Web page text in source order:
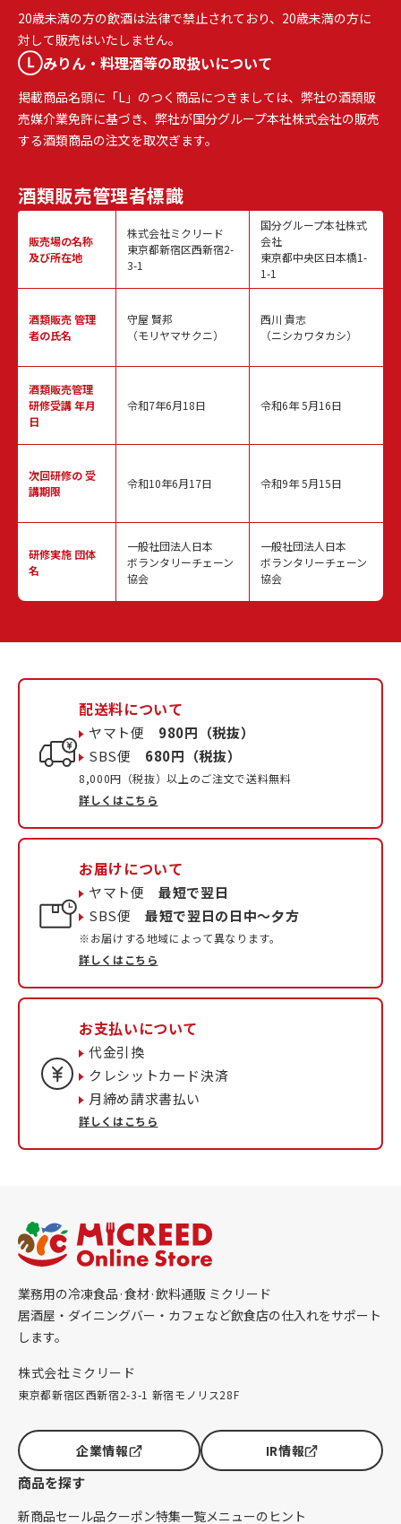
20歳未満の方の飲酒は法律で禁止されており、20歳未満の方に
対して販売はいたしません。
みりん・料理酒等の取扱いについて
掲載商品名頭に「L」のつく商品につきましては、弊社の酒類販
売媒介業免許に基づき、弊社が国分グループ本社株式会社の販売
する酒類商品の注文を取次ぎます。
酒類販売管理者標識
販売場の名称
及び所在地
酒類販売管理
者の氏名
酒類販売管理
研修受講 年月
日
次回研修の受
講期限
研修実施 団体
名
株式会社ミクリード
東京都新宿区西新宿2-
3-1
守屋 賢邦
（モリヤマサクニ）
令和7年6月18日
令和10年6月17日
一般社団法人日本
ボランタリーチェーン
協会
国分グループ本社株式
会社
東京都中央区日本橋1-
1-1
西川 貴志
（ニシカワタカシ）
令和6年 5月16日
令和9年 5月15日
一般社団法人日本
ボランタリーチェーン
協会
配送料について
ヤマト便 980円（税抜）
SBS便 680円（税抜）
8,000円（税抜）以上のご注文で送料無料
詳しくはこちら
お届けについて
ヤマト便最短で翌日
SBS便最短で翌日の日中〜夕方
※お届けする地域によって異なります。
詳しくはこちら
お支払いについて
代金引換
クレシットカード決済
月締め請求書払い
詳しくはこちら
業務用の冷凍食品·食材·飲料通販 ミクリード
居酒屋・ダイニングバー・カフェなど飲食店の仕入れをサポート
します。
株式会社ミクリード
東京都新宿区西新宿2-3-1 新宿モノリス28F
企業情報 IR情報
商品を探す
新商品セール品クーポン特集一覧メニューのヒント